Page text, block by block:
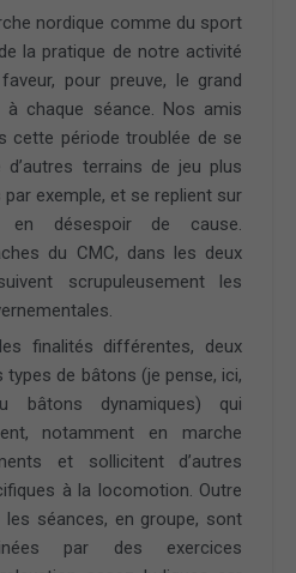
nordique comme du sport
la pratique de notre activité
pour preuve, le grand
à chaque séance. Nos amis
cette période troublée de se
d’autres terrains de jeu plus
exemple, et se replient sur
en désespoir de cause.
du CMC, dans les deux
scrupuleusement les
finalités différentes, deux
de bâtons (je pense, ici,
bâtons dynamiques) qui
notamment en marche
et sollicitent d’autres
à la locomotion. Outre
séances, en groupe, sont
par des exercices